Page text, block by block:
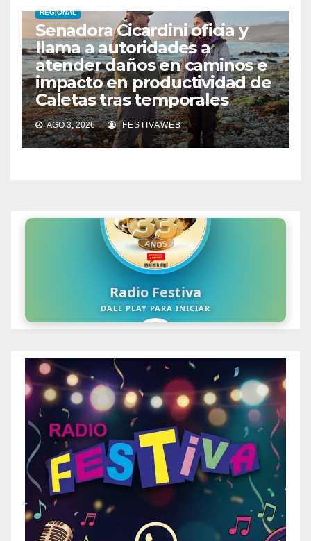
REGIONAL
Senadora Cicardini oficia y
llama a autoridades a
atender daños en caminos e
impacto en productividad de
Caletas tras temporales
AGO 3, 2026 FESTIVAWEB